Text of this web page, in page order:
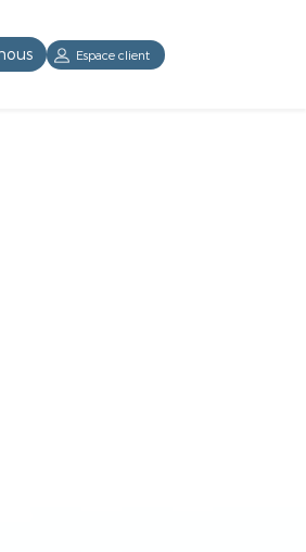
Espace client